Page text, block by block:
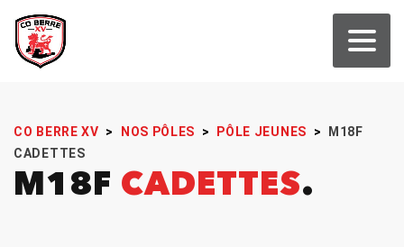
CO BERRE XV > NOS PÔLES > PÔLE JEUNES >
M18F
CADETTES
M18F CADETTES